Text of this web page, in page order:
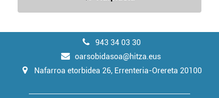
943 34 03 30
oarsobidasoa@hitza.eus
Nafarroa etorbidea 26, Errenteria-Orereta 20100